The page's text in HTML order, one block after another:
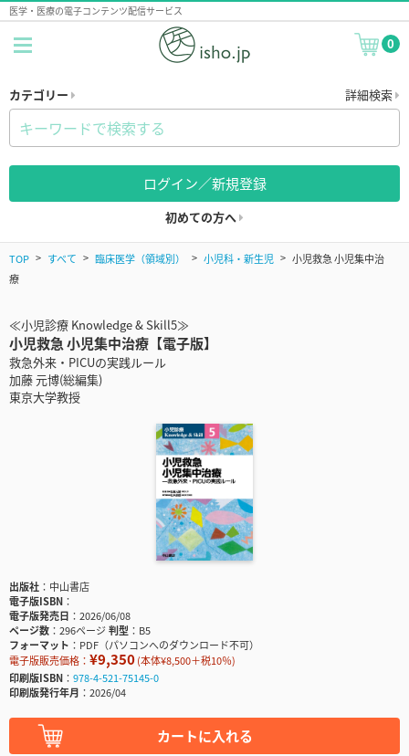
医学・医療の電子コンテンツ配信サービス
0
カテゴリー 詳細検索
ログイン／新規登録
初めての方へ
TOP すべて 臨床医学（領域別） 小児科・新生児
小児救急 小児集中治
療
≪小児診療 Knowledge & Skill5≫
小児救急 小児集中治療【電子版】
救急外来・PICUの実践ルール
加藤 元博(総編集)
東京大学教授
出版社
中山書店
電子版ISBN
電子版発売日
2026/06/08
ページ数
296ページ判型
B5
フォーマット
PDF（パソコンへのダウンロード不可）
電子版販売価格： ¥9,350(本体¥8,500＋税10％)
印刷版ISBN
978-4-521-75145-0
印刷版発行年月
2026/04
カートに入れる